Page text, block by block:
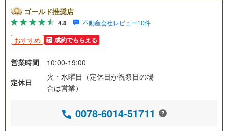
ゴールド推奨店
4.8 不動産会社レビュー10件
おすすめ 成約でもらえる
営業時間
10:00-19:00
定休日
火・水曜日（定休日が祝祭日の場
合は営業）
0078-6014-51711